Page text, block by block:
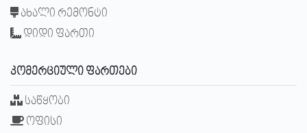
ახალი რემონტი
დიდი ფართი
ᲙᲝᲛᲔᲠᲪᲘᲣᲚᲘ ᲤᲐᲠᲗᲔᲑᲘ
საწყობი
ოფისი